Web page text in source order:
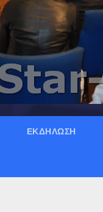
ΕΚΔΗΛΩΣΗ